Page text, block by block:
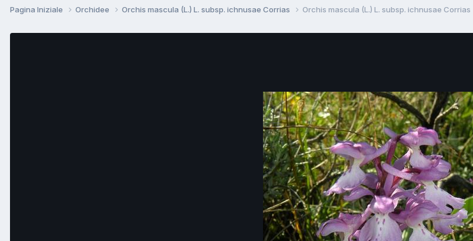
Pagina Iniziale Orchidee Orchis mascula (L.) L. subsp. ichnusae Corrias Orchis mascula (L.) L. subsp. ichnusae Corrias